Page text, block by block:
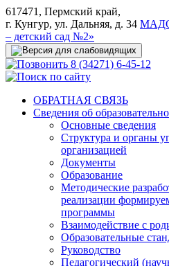
617471, Пермский край,
г. Кунгур, ул. Дальняя, д. 34
– детский сад №2»
8 (34271) 6-45-12
ОБРАТНАЯ СВЯЗЬ
Сведения об
Основные сведения
Структура и органы
организацией
Документы
Образование
Методические
реализации
программы
Взаимодействие с
Образовательные
Руководство
Педагогический